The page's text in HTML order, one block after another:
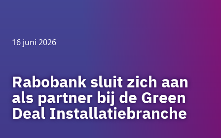
16 juni 2026
Rabobank sluit zich aan
als partner bij de Green
Deal Installatiebranche